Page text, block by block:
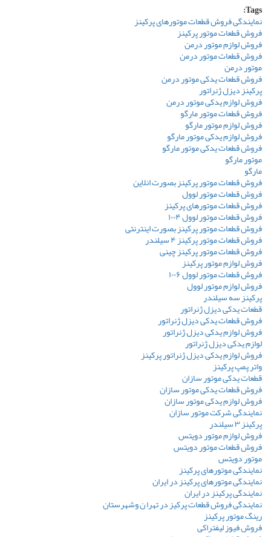
Tags:
نمایندگی فروش قطعات موتورهای پرکینز
فروش قطعات موتور پرکینز
فروش لوازم موتور درمن
فروش قطعات موتور درمن
موتور درمن
فروش قطعات یدکی موتور درمن
پرکینز دیزل ژنراتور
فروش لوازم یدکی موتور درمن
فروش قطعات موتور مارگو
فروش لوازم موتور مارگو
فروش لوازم یدکی موتور مارگو
فروش قطعات یدکی موتور مارگو
موتور مارگو
مارگو
فروش قطعات موتور پرکینز بصورت انلاین
فروش قطعات موتور لوول
فروش قطعات موتورهای پرکینز
فروش قطعات موتور لوول ۱۰۰۴
فروش قطعات موتور پرکینز بصورت اینترنتی
فروش قطعات موتور پرکینز ۴ سیلندر
فروش قطعات موتور پرکینز چینی
فروش لوازم موتور پرکینز
فروش قطعات موتور لوول ۱۰۰۶
فروش لوازم موتور لوول
پرکینز سه سیلندر
قطعات یدکی دیزل ژنراتور
فروش قطعات یدکی دیزل ژنراتور
فروش لوازم یدکی دیزل ژنراتور
لوازم یدکی دیزل ژنراتور
فروش لوازم یدکی دیزل ژنراتور پرکینز
واتر پمپ پرکینز
قطعات یدکی موتور سازان
فروش قطعات یدکی موتور سازان
فروش لوازم یدکی موتور سازان
نمایندگی شرکت موتور سازان
پرکینز ۳ سیلندر
فروش لوازم موتور دویتس
فروش قطعات موتور دویتس
موتور دویتس
نمایندگی موتورهای پرکینز
نمایندگی موتورهای پرکینز در ایران
نمایندگی پرکینز در ایران
نمایندگی فروش قطعات پرکیز در تهرا ن وشهرستان
رینگ موتور پرکینز
فروش فیوز لیفتراکی